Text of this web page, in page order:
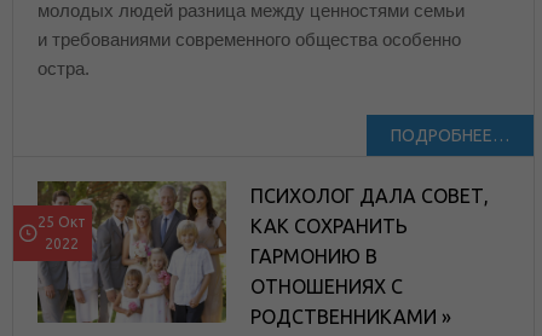
молодых людей разница между ценностями семьи
и требованиями современного общества особенно
остра.
ПОДРОБНЕЕ…
25 Окт
2022
ПСИХОЛОГ ДАЛА СОВЕТ,
КАК СОХРАНИТЬ
ГАРМОНИЮ В
ОТНОШЕНИЯХ С
РОДСТВЕННИКАМИ »